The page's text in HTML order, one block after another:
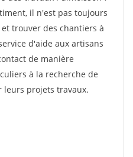
il n'est pas toujours
trouver des chantiers à
d'aide aux artisans
de manière
à la recherche de
leurs projets travaux.